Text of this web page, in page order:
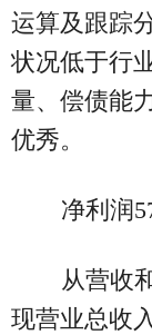
运算及跟踪
状况低于行
量、偿债能
优秀。
净利润
从营收
现营业总收